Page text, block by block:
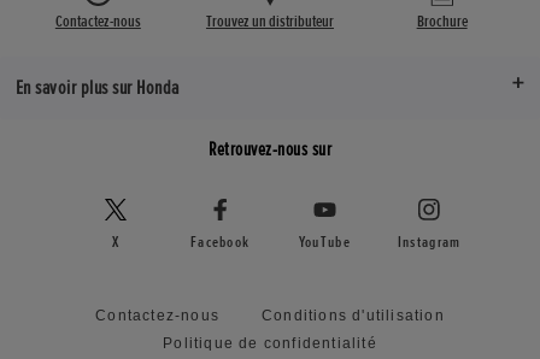
Contactez-nous Trouvez un distributeur Brochure
En savoir plus sur Honda
Retrouvez-nous sur
X Facebook YouTube Instagram
Contactez-nous
Conditions d'utilisation
Politique de confidentialité